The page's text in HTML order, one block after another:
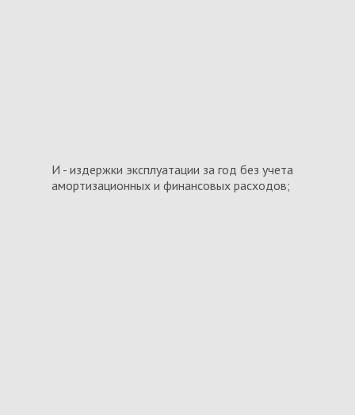
И - издержки эксплуатации за год без учета
амортизационных и финансовых расходов;